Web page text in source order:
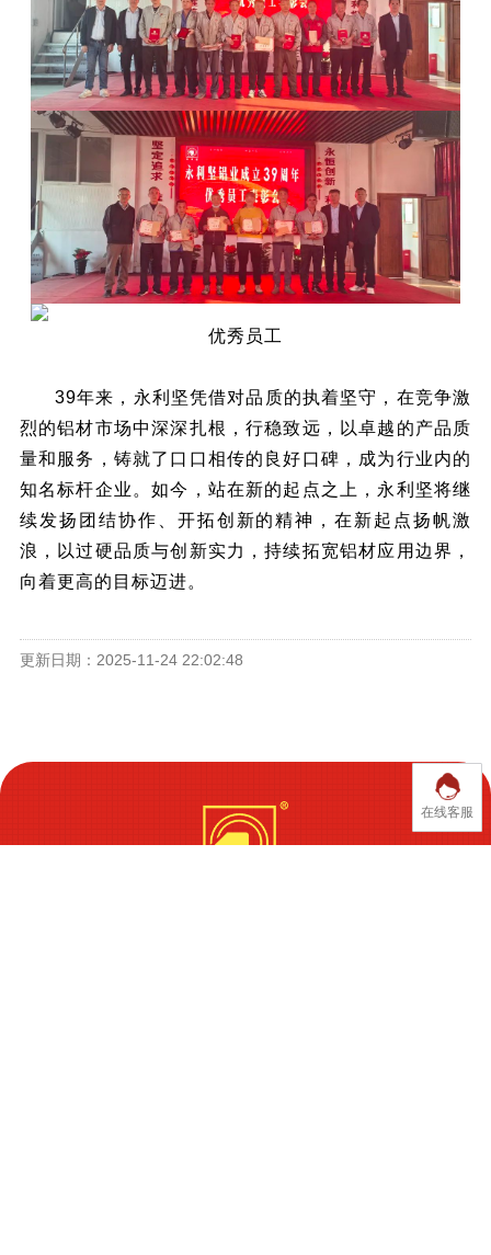
优秀员工
39年来，永利坚凭借对品质的执着坚守，在竞争激
烈的铝材市场中深深扎根，行稳致远，以卓越的产品质
量和服务，铸就了口口相传的良好口碑，成为行业内的
知名标杆企业。如今，站在新的起点之上，永利坚将继
续发扬团结协作、开拓创新的精神，在新起点扬帆激
浪，以过硬品质与创新实力，持续拓宽铝材应用边界，
向着更高的目标迈进。
更新日期：2025-11-24 22:02:48
在线客服